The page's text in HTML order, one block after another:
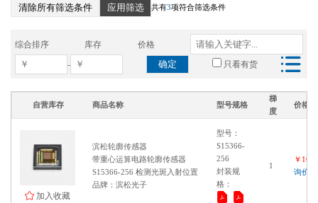
清除所有筛选条件 应用筛选 共有3项符合筛选条件
综合排序 库存 价格
- 确定 只看有货
自营库存 商品名称 型号规格
梯
度
价格
加入收藏
滨松轮廓传感器
带重心运算电路轮廓传感器
S15366-256 检测光斑入射位置
品牌：滨松光子
型号：
S15366-
256
封装规
格：
1
￥
询价